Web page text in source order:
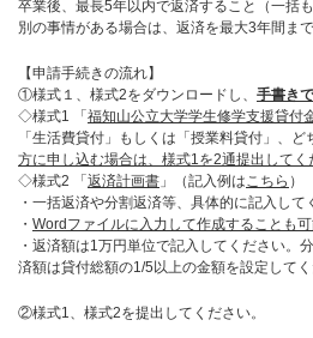
卒業後、最長5年以内で返済すること（一括
別の事情がある場合は、返済を最大3年間ま
【申請手続きの流れ】
①様式１、様式2をダウンロードし、 手書きで
◇様式1 「 福知山公立大学学生修学支援貸付
「生活費貸付」もしくは「授業料貸付」、ど
方に申し込む場合は、様式1を2通提出してく
◇様式2 「 返済計画書 」（記入例はこちら ）
・一括返済や分割返済等、具体的に記入して
・ Wordファイルに入力して作成することも
・返済額は1万円単位で記入してください。
済額は貸付総額の1/5以上の金額を設定してく
②様式1、様式2を提出してください。